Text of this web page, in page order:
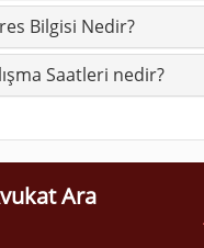
Bilgisi Nedir?
Saatleri nedir?
Ara